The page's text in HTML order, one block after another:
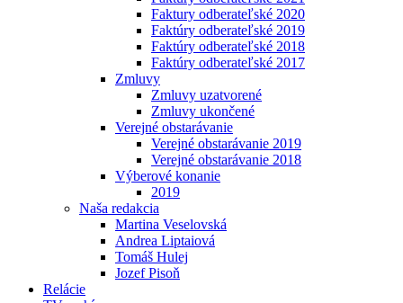
Faktury odberateľské 2020
Faktúry odberateľské 2019
Faktúry odberateľské 2018
Faktúry odberateľské 2017
Zmluvy
Zmluvy uzatvorené
Zmluvy ukončené
Verejné obstarávanie
Verejné obstarávanie 2019
Verejné obstarávanie 2018
Výberové konanie
2019
Naša redakcia
Martina Veselovská
Andrea Liptaiová
Tomáš Hulej
Jozef Pisoň
Relácie